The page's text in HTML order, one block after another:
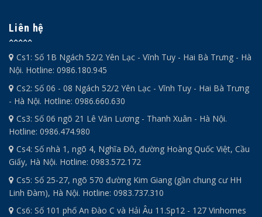
Liên hệ
Cs1: Số 1B Ngách 52/2 Yên Lạc - Vĩnh Tuy - Hai Bà Trưng - Hà
Nội. Hotline: 0986.180.945
Cs2: Số 06 - 08 Ngách 52/2 Yên Lạc - Vĩnh Tuy - Hai Bà Trưng
- Hà Nội. Hotline: 0986.660.630
Cs3: Số 06 ngõ 21 Lê Văn Lương - Thanh Xuân - Hà Nội.
Hotline: 0986.474.980
Cs4: Số nhà 1, ngõ 4, Nghĩa Đô, đường Hoàng Quốc Việt, Cầu
Giấy, Hà Nội. Hotline: 0983.572.172
Cs5: Số 25-27, ngõ 570 đường Kim Giang (gần chung cư HH
Linh Đàm), Hà Nội. Hotline: 0983.737.310
Cs6: Số 101 phố An Đào C và Hải Âu 11.Sp12 - 127 Vinhomes